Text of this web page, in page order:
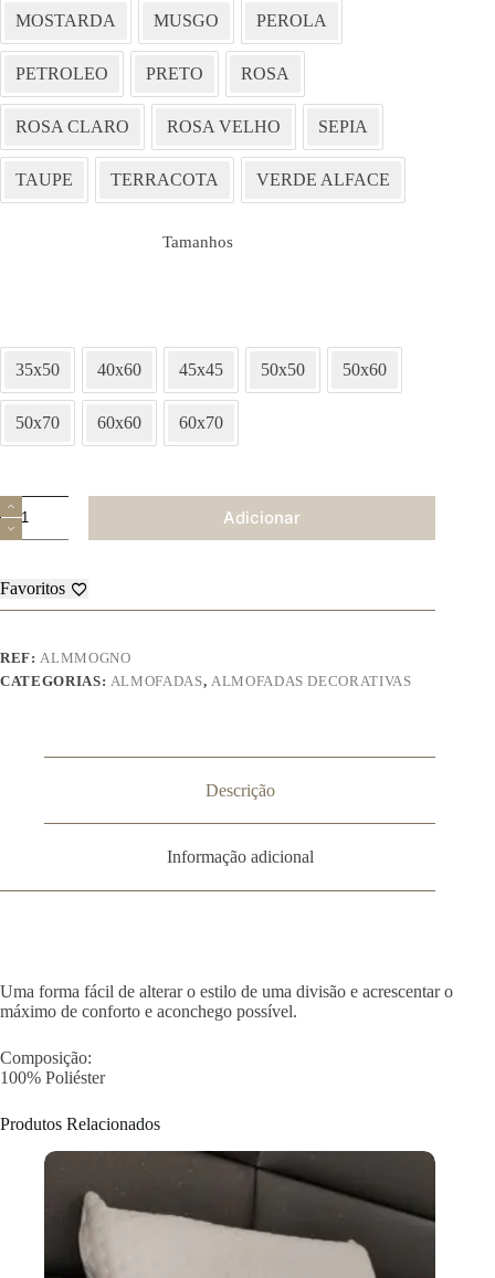
MOSTARDA MUSGO PEROLA
PETROLEO PRETO ROSA
ROSA CLARO ROSA VELHO SEPIA
TAUPE TERRACOTA VERDE ALFACE
Tamanhos
35x50 40x60 45x45 50x50 50x60
50x70 60x60 60x70
Quantidade
de
Almofada
-
Mogno
Adicionar
Favoritos
REF: ALMMOGNO
CATEGORIAS: ALMOFADAS, ALMOFADAS DECORATIVAS
Descrição
Informação adicional
Uma forma fácil de alterar o estilo de uma divisão e acrescentar o
máximo de conforto e aconchego possível.
Composição:
100% Poliéster
Produtos Relacionados